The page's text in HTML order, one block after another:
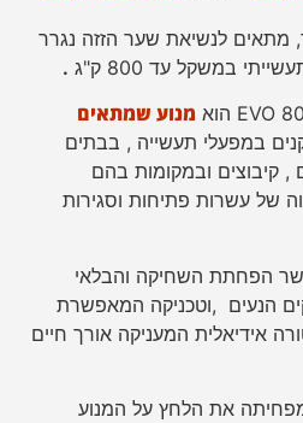
מתאים לנשיאת שער הזזה נגרר
במשקל עד 800 ק"ג
.
מנוע שמתאים
במפעלי תעשייה , בבתים
קיבוצים ובמקומות בהם
של עשרות פתיחות וסגירות
הפחתת השחיקה והבלאי
הנעים ,וטכניקה המאפשרת
אידיאלית המעניקה אורך חיים
את הלחץ על המנוע